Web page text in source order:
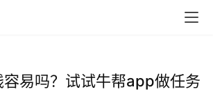
容易吗？试试牛帮app做任务